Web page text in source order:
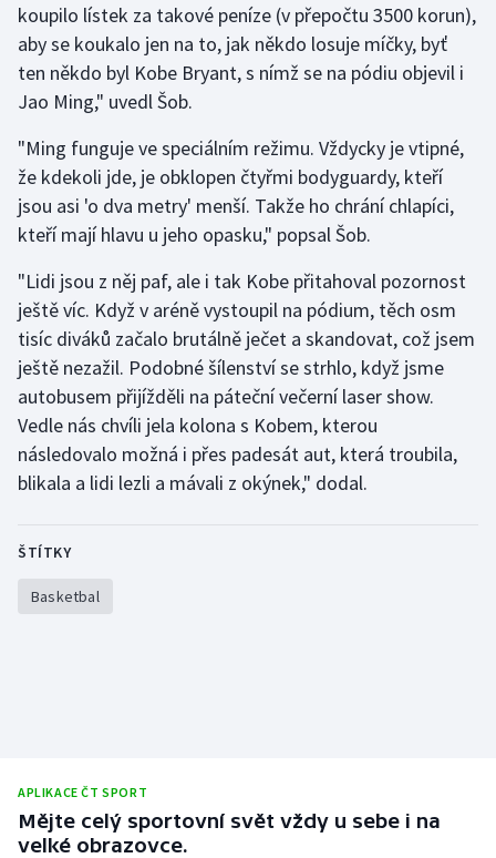
Plážový volejbal
Ragby
Rychlobruslení
Rychlostní kanoistika
Short track
Sportovní střelba
Stolní tenis
Triatlon
Veslování
koupilo lístek za takové peníze (v přepočtu 3500 korun),
aby se koukalo jen na to, jak někdo losuje míčky, byť
ten někdo byl Kobe Bryant, s nímž se na pódiu objevil i
Jao Ming," uvedl Šob.
"Ming funguje ve speciálním režimu. Vždycky je vtipné,
že kdekoli jde, je obklopen čtyřmi bodyguardy, kteří
jsou asi 'o dva metry' menší. Takže ho chrání chlapíci,
kteří mají hlavu u jeho opasku," popsal Šob.
"Lidi jsou z něj paf, ale i tak Kobe přitahoval pozornost
ještě víc. Když v aréně vystoupil na pódium, těch osm
tisíc diváků začalo brutálně ječet a skandovat, což jsem
ještě nezažil. Podobné šílenství se strhlo, když jsme
autobusem přijížděli na páteční večerní laser show.
Vedle nás chvíli jela kolona s Kobem, kterou
následovalo možná i přes padesát aut, která troubila,
blikala a lidi lezli a mávali z okýnek," dodal.
ŠTÍTKY
Basketbal
APLIKACE ČT SPORT
Mějte celý sportovní svět vždy u sebe i na
velké obrazovce.